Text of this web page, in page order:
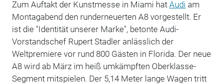
Zum Auftakt der Kunstmesse in Miami hat Audi am
Montagabend den runderneuerten A8 vorgestellt. Er
ist die "Identität unserer Marke", betonte Audi-
Vorstandschef Rupert Stadler anlässlich der
Weltpremiere vor rund 800 Gästen in Florida. Der neue
A8 wird ab März im heiß umkämpften Oberklasse-
Segment mitspielen. Der 5,14 Meter lange Wagen tritt